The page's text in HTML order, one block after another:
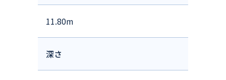
11.80m
深さ